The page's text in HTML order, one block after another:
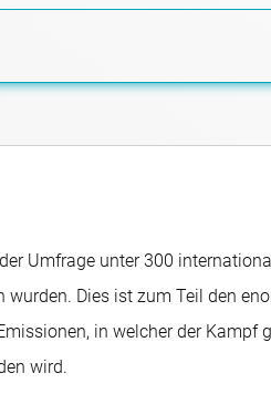
Umfrage unter 300
Dies ist zum Teil den
in welcher der Kampf
wird.